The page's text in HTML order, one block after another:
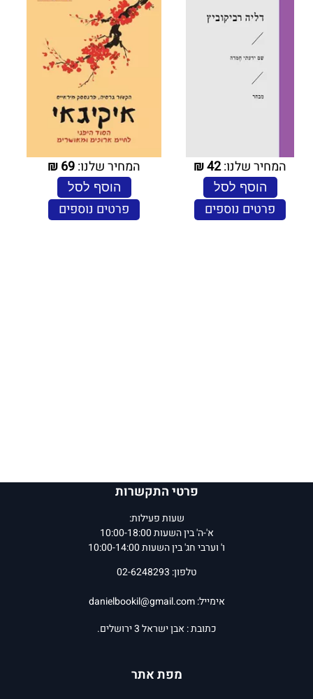
המחיר שלנו:42
₪
הוסף לסל
פרטים נוספים
המחיר שלנו:69
₪
הוסף לסל
פרטים נוספים
פרטי התקשרות
שעות פעילות:
א'-ה' בין השעות 10:00-18:00
ו' וערבי חג' בין השעות 10:00-14:00
טלפון: 02-6248293
אימייל:danielbookil@gmail.com
כתובת : אבן ישראל 3 ירושלים.
מפת אתר